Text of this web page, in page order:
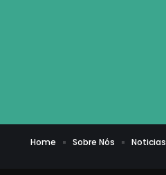
Home Sobre Nós Noticias